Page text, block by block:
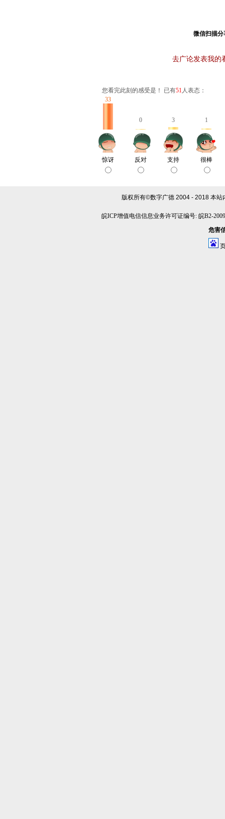
微信扫描
去广论发表我的
您看完此刻的感受是！ 已有51人表态：
33
0 3 1
惊讶 反对 支持 很棒
版权所有©数字广德 2004 - 2018 本站
皖ICP增值电信信息业务许可证编号: 皖B2-
危害